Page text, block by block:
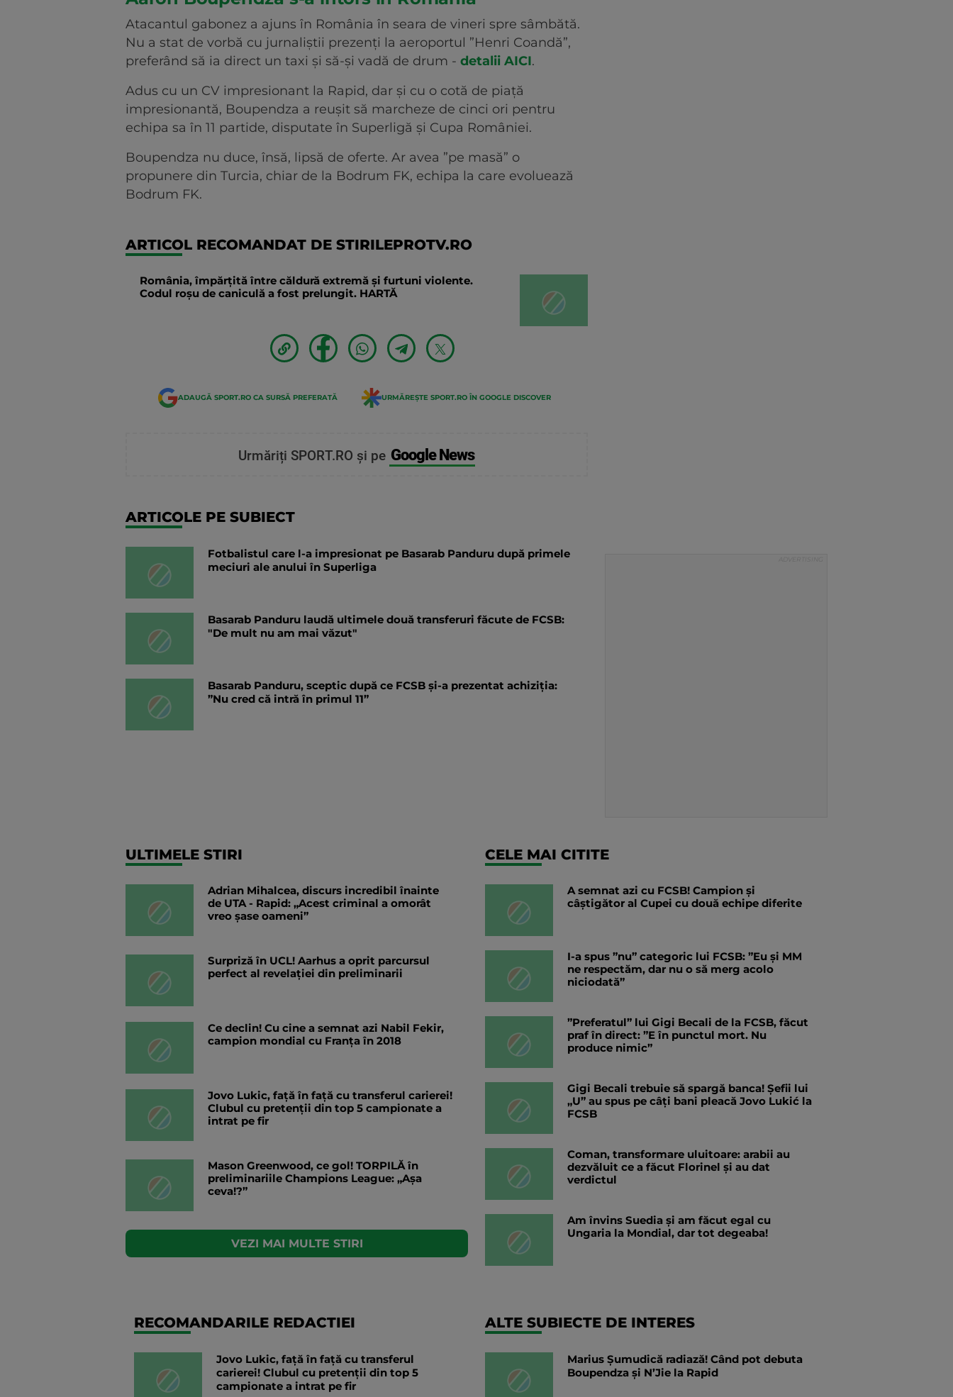
Atacantul gabonez a ajuns în România în seara de vineri spre sâmbătă.
Nu a stat de vorbă cu jurnaliștii prezenți la aeroportul ”Henri Coandă”,
preferând să ia direct un taxi și să-și vadă de drum - detalii AICI.
Adus cu un CV impresionant la Rapid, dar și cu o cotă de piață
impresionantă, Boupendza a reușit să marcheze de cinci ori pentru
echipa sa în 11 partide, disputate în Superligă și Cupa României.
Boupendza nu duce, însă, lipsă de oferte. Ar avea ”pe masă” o
propunere din Turcia, chiar de la Bodrum FK, echipa la care evoluează
Bodrum FK.
ARTICOL RECOMANDAT DE STIRILEPROTV.RO
România, împărțită între căldură extremă și furtuni violente.
Codul roșu de caniculă a fost prelungit. HARTĂ
ADAUGĂ SPORT.RO CA SURSĂ PREFERATĂ URMĂREȘTE SPORT.RO ÎN GOOGLE DISCOVER
Urmăriți SPORT.RO și pe Google News
ARTICOLE PE SUBIECT
Fotbalistul care l-a impresionat pe Basarab Panduru după primele
meciuri ale anului în Superliga
Basarab Panduru laudă ultimele două transferuri făcute de FCSB:
"De mult nu am mai văzut"
Basarab Panduru, sceptic după ce FCSB și-a prezentat achiziția:
”Nu cred că intră în primul 11”
ULTIMELE STIRI
Adrian Mihalcea, discurs incredibil înainte
de UTA - Rapid: „Acest criminal a omorât
vreo șase oameni”
Surpriză în UCL! Aarhus a oprit parcursul
perfect al revelației din preliminarii
Ce declin! Cu cine a semnat azi Nabil Fekir,
campion mondial cu Franța în 2018
Jovo Lukic, față în față cu transferul carierei!
Clubul cu pretenții din top 5 campionate a
intrat pe fir
Mason Greenwood, ce gol! TORPILĂ în
preliminariile Champions League: „Așa
ceva!?”
VEZI MAI MULTE STIRI
CELE MAI CITITE
A semnat azi cu FCSB! Campion și
câștigător al Cupei cu două echipe diferite
I-a spus ”nu” categoric lui FCSB: ”Eu și MM
ne respectăm, dar nu o să merg acolo
niciodată”
”Preferatul” lui Gigi Becali de la FCSB, făcut
praf în direct: ”E în punctul mort. Nu
produce nimic”
Gigi Becali trebuie să spargă banca! Șefii lui
„U” au spus pe câți bani pleacă Jovo Lukić la
FCSB
Coman, transformare uluitoare: arabii au
dezvăluit ce a făcut Florinel și au dat
verdictul
Am învins Suedia și am făcut egal cu
Ungaria la Mondial, dar tot degeaba!
RECOMANDARILE REDACTIEI
Jovo Lukic, față în față cu transferul
carierei! Clubul cu pretenții din top 5
campionate a intrat pe fir
ALTE SUBIECTE DE INTERES
Marius Șumudică radiază! Când pot debuta
Boupendza și N’Jie la Rapid